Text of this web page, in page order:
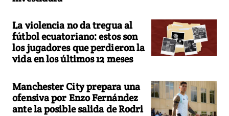
La violencia no da tregua al
fútbol ecuatoriano: estos son
los jugadores que perdieron la
vida en los últimos 12 meses
Manchester City prepara una
ofensiva por Enzo Fernández
ante la posible salida de Rodri